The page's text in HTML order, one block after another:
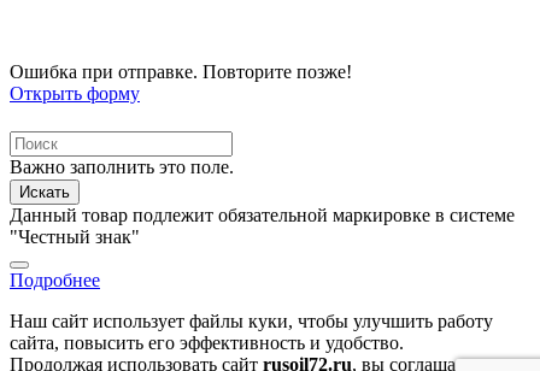
Ошибка при отправке. Повторите позже!
Открыть форму
Важно заполнить это поле.
Искать
Данный товар подлежит обязательной маркировке в системе
"Честный знак"
Подробнее
Наш сайт использует файлы куки, чтобы улучшить работу
сайта, повысить его эффективность и удобство.
Продолжая использовать сайт rusoil72.ru, вы соглашаетесь на